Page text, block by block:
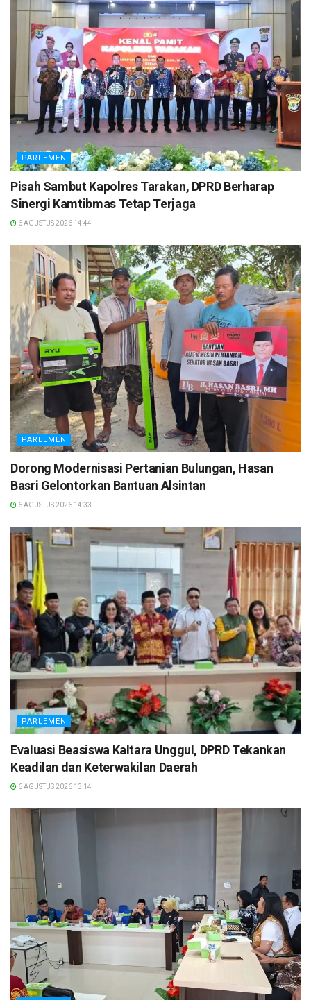
PARLEMEN
Pisah Sambut Kapolres Tarakan, DPRD Berharap
Sinergi Kamtibmas Tetap Terjaga
6 AGUSTUS 2026 14:44
PARLEMEN
Dorong Modernisasi Pertanian Bulungan, Hasan
Basri Gelontorkan Bantuan Alsintan
6 AGUSTUS 2026 14:33
PARLEMEN
Evaluasi Beasiswa Kaltara Unggul, DPRD Tekankan
Keadilan dan Keterwakilan Daerah
6 AGUSTUS 2026 13:14